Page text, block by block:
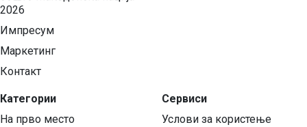
2026
Импресум
Маркетинг
Контакт
Категории
На прво место
Сервиси
Услови за користење